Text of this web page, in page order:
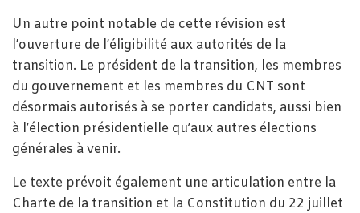
Un autre point notable de cette révision est
l’ouverture de l’éligibilité aux autorités de la
transition. Le président de la transition, les membres
du gouvernement et les membres du CNT sont
désormais autorisés à se porter candidats, aussi bien
à l’élection présidentielle qu’aux autres élections
générales à venir.
Le texte prévoit également une articulation entre la
Charte de la transition et la Constitution du 22 juillet